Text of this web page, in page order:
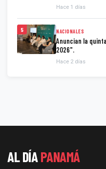
Hace 1 días
5 NACIONALES
Anuncian la
2026".
Hace 2 días
AL DÍAPANAMÁ